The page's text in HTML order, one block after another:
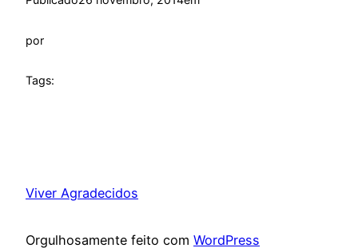
por
Tags:
Viver Agradecidos
Orgulhosamente feito com WordPress